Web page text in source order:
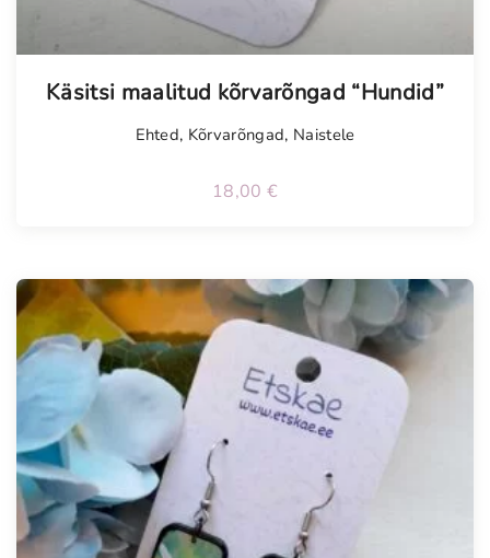
Käsitsi maalitud kõrvarõngad “Hundid”
Ehted, Kõrvarõngad, Naistele
18,00 €